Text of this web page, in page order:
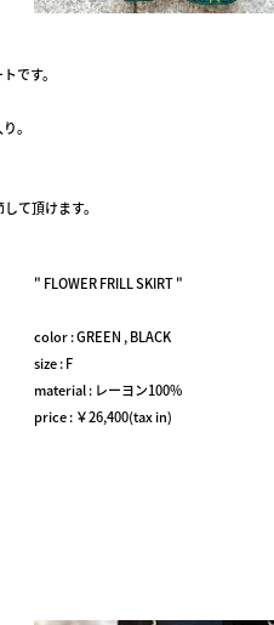
です。
。
て頂けます。
" FLOWER FRILL SKIRT "
color : GREEN , BLACK
size : F
material : レーヨン100%
price : ￥26,400(tax in)